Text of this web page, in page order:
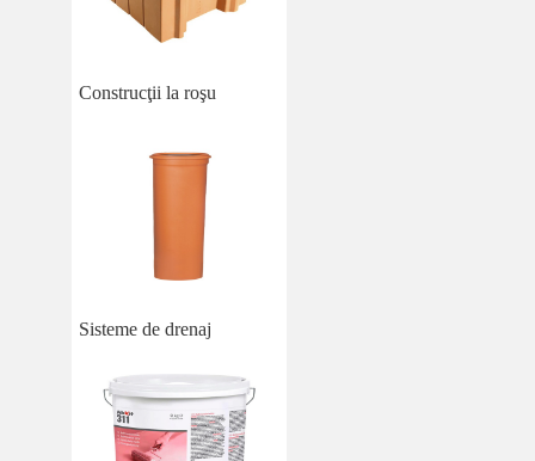
Construcţii la roşu
Sisteme de drenaj